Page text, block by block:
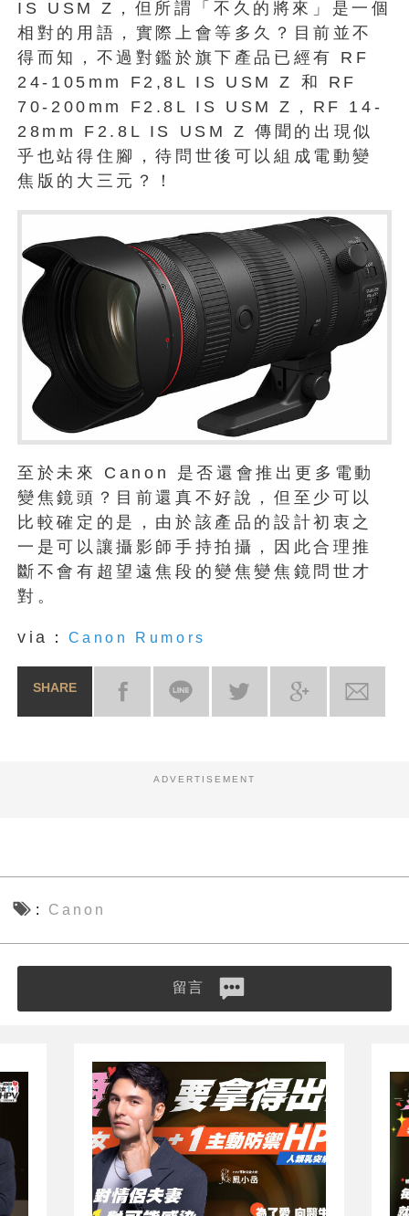
IS USM Z，但所謂「不久的將來」是一個
相對的用語，實際上會等多久？目前並不
得而知，不過對鑑於旗下產品已經有 RF
24-105mm F2,8L IS USM Z 和 RF
70-200mm F2.8L IS USM Z，RF 14-
28mm F2.8L IS USM Z 傳聞的出現似
乎也站得住腳，待問世後可以組成電動變
焦版的大三元？！
至於未來 Canon 是否還會推出更多電動
變焦鏡頭？目前還真不好說，但至少可以
比較確定的是，由於該產品的設計初衷之
一是可以讓攝影師手持拍攝，因此合理推
斷不會有超望遠焦段的變焦變焦鏡問世才
對。
via： Canon Rumors
SHARE
ADVERTISEMENT
Canon
留言